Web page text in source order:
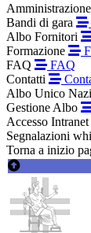
Bandi di gara
Albo Fornitori
Formazione
FAQ
FAQ
Contatti
Albo Unico
Gestione Albo
Accesso Intranet
Segnalazioni
Torna a inizio